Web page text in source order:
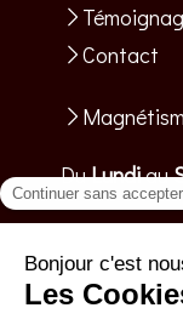
Contact
DuLundiau
Mentions